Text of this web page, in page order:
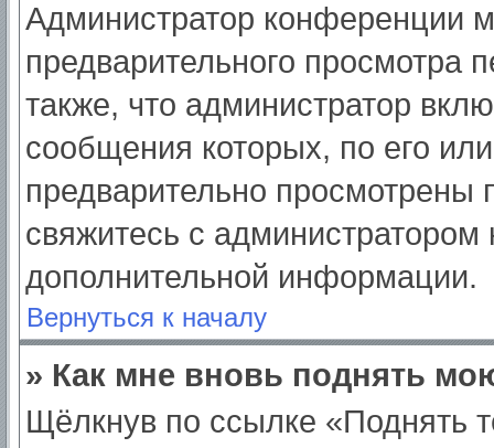
Администратор конференции
предварительного просмотра
также, что администратор
сообщения которых, по его
предварительно просмотрены
свяжитесь с
дополнительной информации.
Вернуться к началу
» Как мне вновь поднять
Щёлкнув по ссылке «Поднять